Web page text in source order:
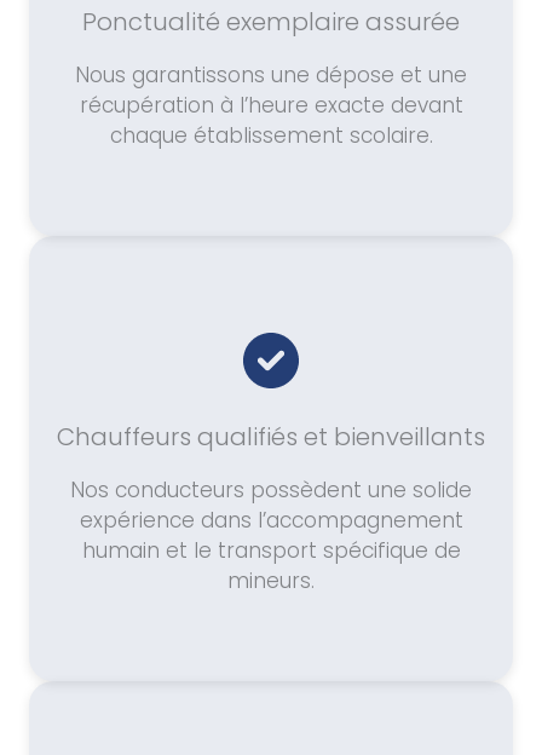
Ponctualité exemplaire assurée
Nous garantissons une dépose et une
récupération à l’heure exacte devant
chaque établissement scolaire.
Chauffeurs qualifiés et bienveillants
Nos conducteurs possèdent une solide
expérience dans l’accompagnement
humain et le transport spécifique de
mineurs.